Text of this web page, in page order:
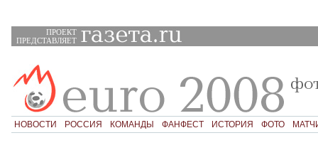
ПРОЕКТ
ПРЕДСТАВЛЯЕТ
НОВОСТИ РОССИЯ КОМАНДЫ ФАНФЕСТ ИСТОРИЯ ФОТО